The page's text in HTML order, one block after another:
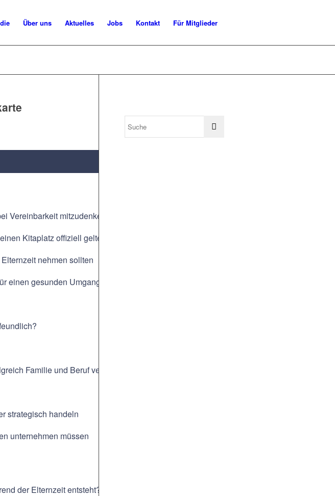
Über uns Aktuelles Jobs Kontakt Für Mitglieder
Vereinbarkeit mitzudenken
Kitaplatz offiziell geltend zumachen
nehmen sollten
einen gesunden Umgang mit hoher Arbeitsbelastung
Familie und Beruf vereinbaren können
strategisch handeln
unternehmen müssen
der Elternzeit entsteht?